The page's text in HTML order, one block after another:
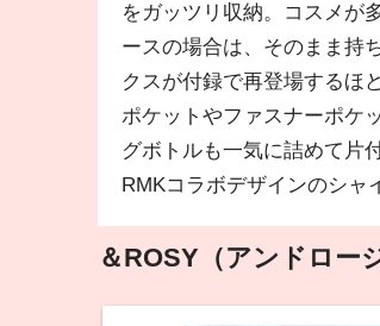
をガッツリ収納。コスメが
ースの場合は、そのまま持
クスが付録で再登場するほ
ポケットやファスナーポケ
グボトルも一気に詰めて片
RMKコラボデザインのシャ
＆ROSY（アンドロー